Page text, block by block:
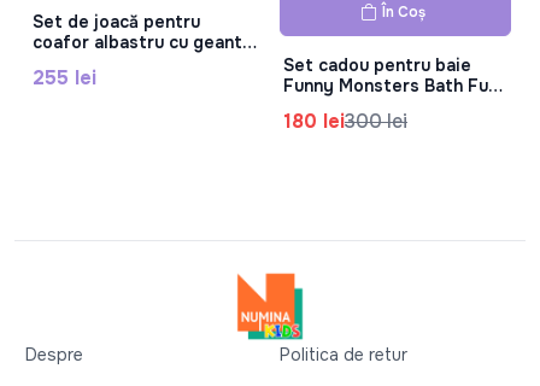
Set de joacă pentru
coafor albastru cu geantă
255 lei
În Coș
Set cadou pentru baie
Funny Monsters Bath Fun,
180 lei300 lei
Despre
Politica de retur